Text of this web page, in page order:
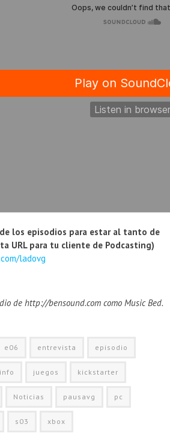
los episodios para estar al tanto de
URL para tu cliente de Podcasting)
ladovg
de http://bensound.com como Music Bed.
e06 entrevista episodio
info juegos kickstarter
Noticias pausavg pc
s03 xbox